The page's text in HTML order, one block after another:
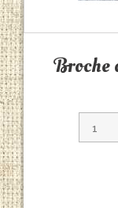
Broche